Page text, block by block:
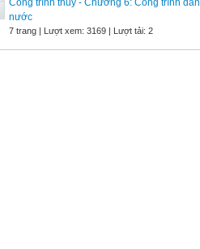
Công trình thủy - Chương 6: Công trình dẫn
nước
7 trang | Lượt xem: 3169 | Lượt tải: 2